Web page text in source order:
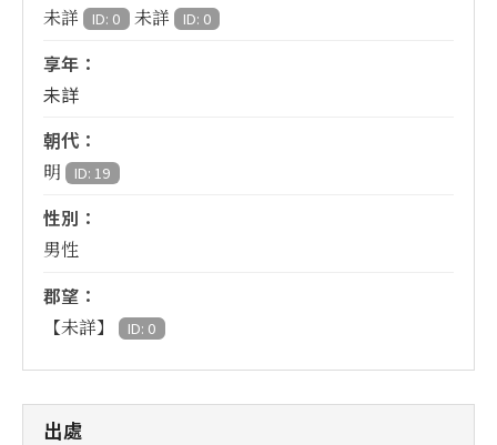
未詳 ID: 0 未詳 ID: 0
享年：
未詳
朝代：
明 ID: 19
性別：
男性
郡望：
【未詳】 ID: 0
出處